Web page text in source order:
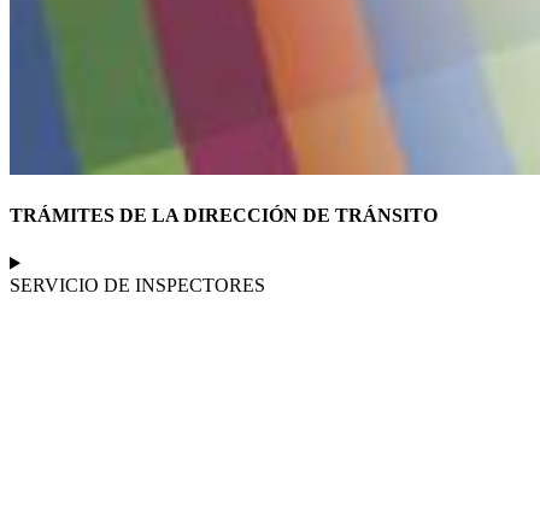
TRÁMITES DE LA DIRECCIÓN DE TRÁNSITO
SERVICIO DE INSPECTORES